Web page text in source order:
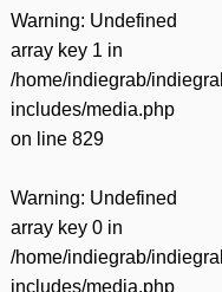
Warning: Undefined
array key 1 in
/home/indiegrab/
includes/media.php
on line 829
Warning: Undefined
array key 0 in
/home/indiegrab/
includes/media.php